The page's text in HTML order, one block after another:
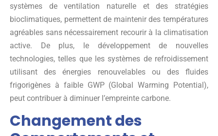
systèmes de ventilation naturelle et des stratégies
bioclimatiques, permettent de maintenir des températures
agréables sans nécessairement recourir à la climatisation
active. De plus, le développement de nouvelles
technologies, telles que les systèmes de refroidissement
utilisant des énergies renouvelables ou des fluides
frigorigènes à faible GWP (Global Warming Potential),
peut contribuer à diminuer l’empreinte carbone.
Changement des